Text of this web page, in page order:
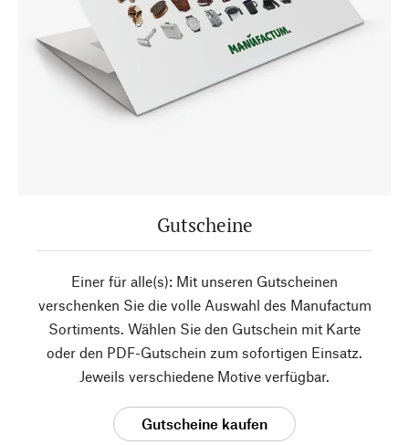
Gutscheine
Einer für alle(s): Mit unseren Gutscheinen
verschenken Sie die volle Auswahl des Manufactum
Sortiments. Wählen Sie den Gutschein mit Karte
oder den PDF-Gutschein zum sofortigen Einsatz.
Jeweils verschiedene Motive verfügbar.
Gutscheine kaufen